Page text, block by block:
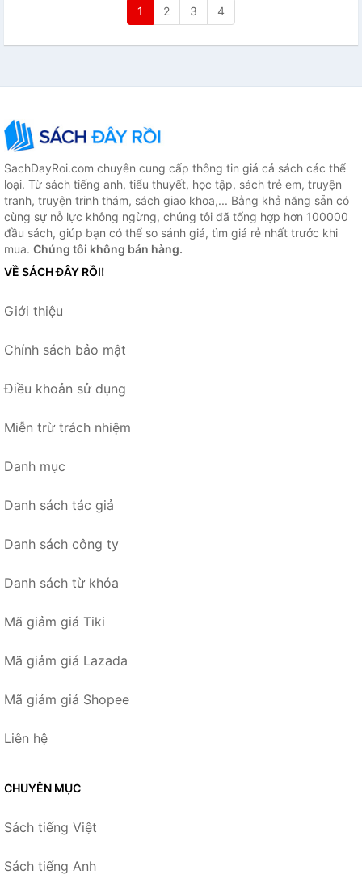
1 2 3 4
SachDayRoi.com chuyên cung cấp thông tin giá cả sách các thể
loại. Từ sách tiếng anh, tiểu thuyết, học tập, sách trẻ em, truyện
tranh, truyện trinh thám, sách giao khoa,... Bằng khả năng sẵn có
cùng sự nỗ lực không ngừng, chúng tôi đã tổng hợp hơn 100000
đầu sách, giúp bạn có thể so sánh giá, tìm giá rẻ nhất trước khi
mua. Chúng tôi không bán hàng.
VỀ SÁCH ĐÂY RỒI!
Giới thiệu
Chính sách bảo mật
Điều khoản sử dụng
Miễn trừ trách nhiệm
Danh mục
Danh sách tác giả
Danh sách công ty
Danh sách từ khóa
Mã giảm giá Tiki
Mã giảm giá Lazada
Mã giảm giá Shopee
Liên hệ
CHUYÊN MỤC
Sách tiếng Việt
Sách tiếng Anh